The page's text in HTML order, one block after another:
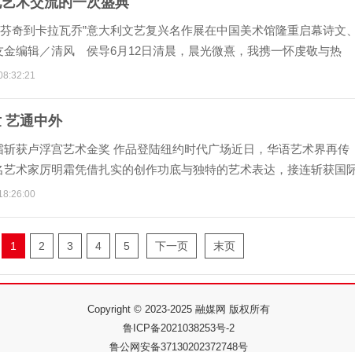
奇到卡拉瓦乔”意大利文艺复兴名作展在中国美术馆隆重启幕诗文
金编辑／清风 侯导6月12日清晨，晨光微熹，我携一怀虔敬与热
赴艺
艺通中外
获卢浮宫艺术金奖 作品登陆纽约时代广场近日，华语艺术界再传
艺术家厉明霜凭借扎实的创作功底与独特的艺术表达，接连斩获国
、亮相世
1 2 3 4 5 下一页 末页
Copyright © 2023-2025 融媒网 版权所有
鲁ICP备2021038253号-2
鲁公网安备37130202372748号